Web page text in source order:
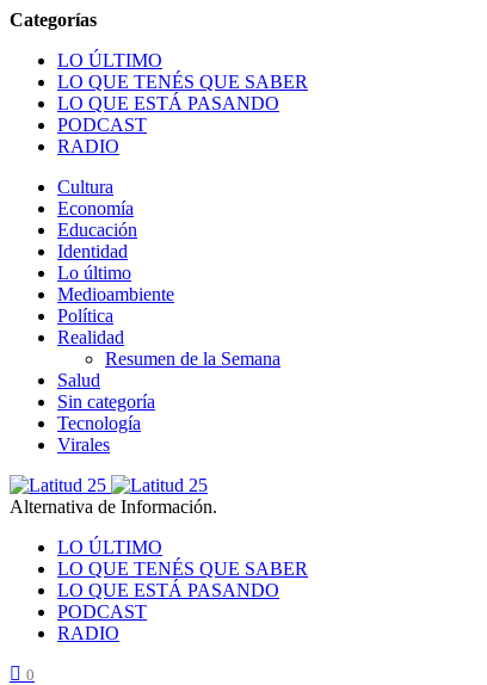
LO ÚLTIMO
LO QUE TENÉS QUE SABER
LO QUE ESTÁ PASANDO
PODCAST
RADIO
Cultura
Economía
Educación
Identidad
Lo último
Medioambiente
Política
Realidad
Resumen de la Semana
Salud
Sin categoría
Tecnología
Virales
Alternativa de Información.
LO ÚLTIMO
LO QUE TENÉS QUE SABER
LO QUE ESTÁ PASANDO
PODCAST
RADIO
0